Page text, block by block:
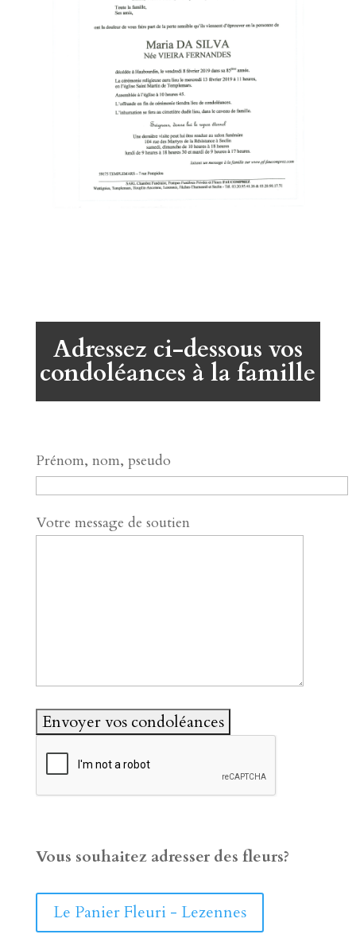
Adressez ci-dessous vos
condoléances à la famille
Prénom, nom, pseudo
Votre message de soutien
Vous souhaitez adresser des fleurs?
Le Panier Fleuri - Lezennes